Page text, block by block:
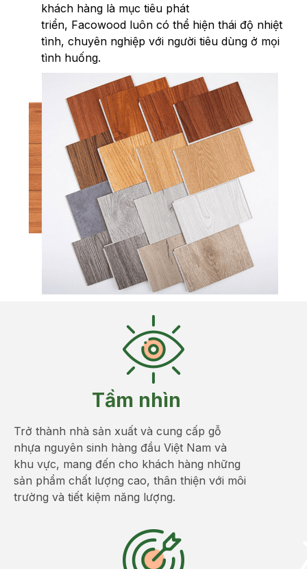
khách hàng là mục tiêu phát
triển, Facowood luôn có thể hiện thái độ nhiệt
tình, chuyên nghiệp với người tiêu dùng ở mọi
tình huống.
Tầm nhìn
Trở thành nhà sản xuất và cung cấp gỗ
nhựa nguyên sinh hàng đầu Việt Nam và
khu vực, mang đến cho khách hàng những
sản phẩm chất lượng cao, thân thiện với môi
trường và tiết kiệm năng lượng.